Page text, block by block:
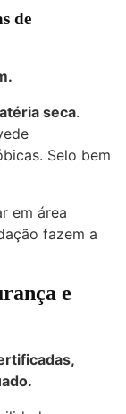
de
seca.
Selo bem
em área
fazem a
e